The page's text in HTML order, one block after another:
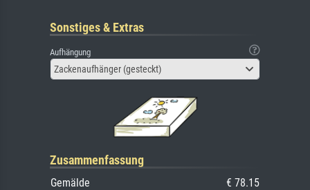
Sonstiges & Extras
Aufhängung
Zackenaufhänger (gesteckt)
Zusammenfassung
Gemälde
€ 78.15